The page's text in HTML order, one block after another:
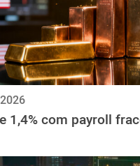
1,4% com payroll